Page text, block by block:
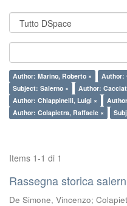
Author: Marino, Roberto × Author:
Subject: Salerno ×
Author:
Author: Chiappinelli, Luigi ×
Author: Colapietra, Raffaele ×
Items 1-1 di 1
Rassegna storica
De Simone, Vincenzo;